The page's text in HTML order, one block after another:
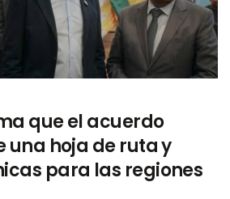
que el acuerdo
una hoja de ruta y
para las regiones